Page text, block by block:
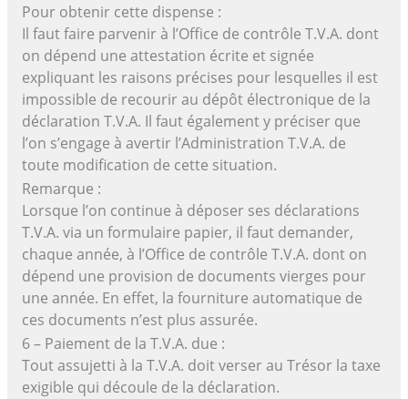
Pour obtenir cette dispense :
Il faut faire parvenir à l’Office de contrôle T.V.A. dont
on dépend une attestation écrite et signée
expliquant les raisons précises pour lesquelles il est
impossible de recourir au dépôt électronique de la
déclaration T.V.A. Il faut également y préciser que
l’on s’engage à avertir l’Administration T.V.A. de
toute modification de cette situation.
Remarque :
Lorsque l’on continue à déposer ses déclarations
T.V.A. via un formulaire papier, il faut demander,
chaque année, à l’Office de contrôle T.V.A. dont on
dépend une provision de documents vierges pour
une année. En effet, la fourniture automatique de
ces documents n’est plus assurée.
6 – Paiement de la T.V.A. due :
Tout assujetti à la T.V.A. doit verser au Trésor la taxe
exigible qui découle de la déclaration.